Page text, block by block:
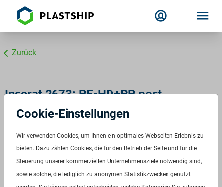
Zurück
Inserat 2673: PE-HD+PP post
consumer schwarz
ID:2673
Verfügbar ab:Sofort
Frequenz: Auf Anfrage
Menge:Auf Anfrage
Cookie-Einstellungen
Wir verwenden Cookies, um Ihnen ein optimales Webseiten-Erlebnis zu
bieten. Dazu zählen Cookies, die für den Betrieb der Seite und für die
Steuerung unserer kommerziellen Unternehmensziele notwendig sind,
sowie solche, die lediglich zu anonymen Statistikzwecken genutzt